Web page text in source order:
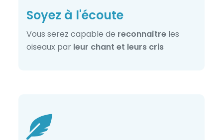
Soyez à l'écoute
Vous serez capable de reconnaître les
oiseaux par leur chant et leurs cris